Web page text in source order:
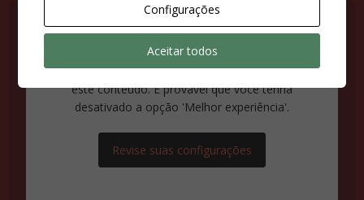
Suas configurações estão impedindo que você veja
este conteúdo. É provável que você tenha
desativado a opção 'Melhor experiência'.
Revise suas configurações
Configurações
Aceitar todos